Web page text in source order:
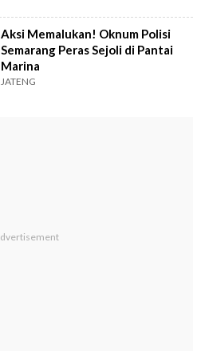
Aksi Memalukan! Oknum Polisi
Semarang Peras Sejoli di Pantai
Marina
JATENG